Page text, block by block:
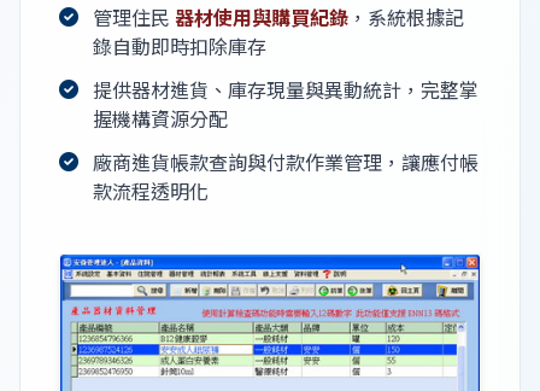
管理住民 器材使用與購買紀錄 ，系統根據記
錄自動即時扣除庫存
提供器材進貨、庫存現量與異動統計，完整掌
握機構資源分配
廠商進貨帳款查詢與付款作業管理，讓應付帳
款流程透明化